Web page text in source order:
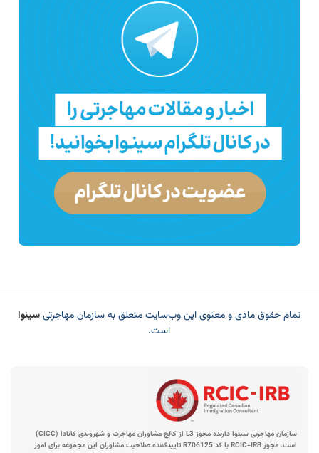
تمام حقوق مادی و معنوی این وب‌سایت متعلق به سازمان مهاجرتیسینوا
است.
سازمان مهاجرتی سینوا دارنده مجوز L3 از کالج مشاوران مهاجرت و شهروندی کانادا (CICC)
است. مجوز RCIC-IRB با کد R706125 تاییدکننده صلاحیت مشاوران این مجموعه برای امور